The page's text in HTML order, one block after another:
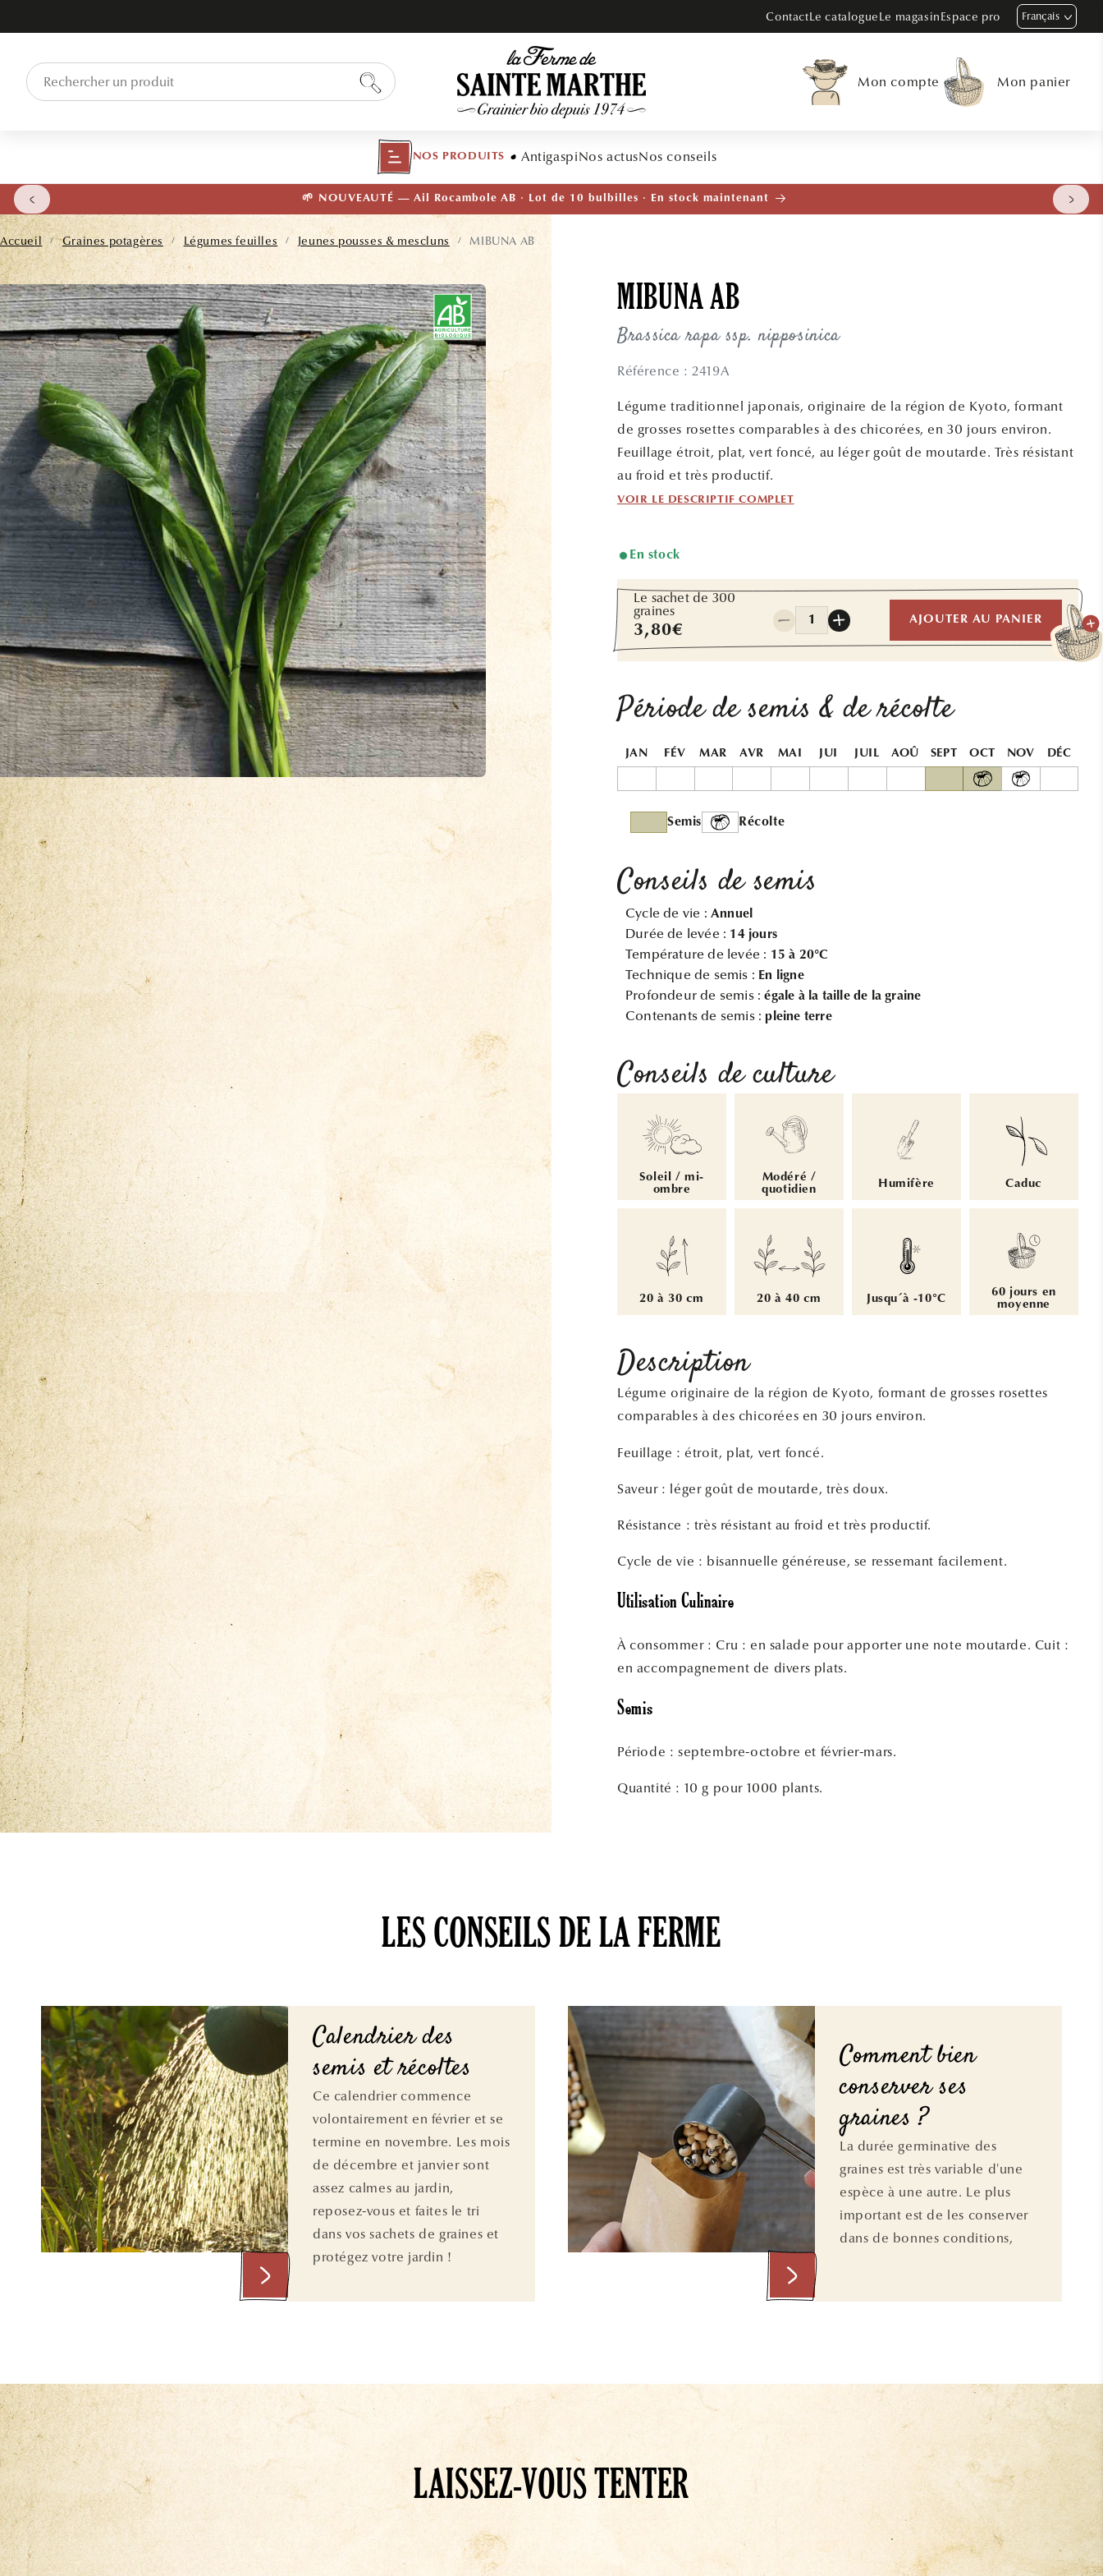
ContactLe catalogueLe magasinEspace pro Français
Mon compte Mon panier
NOS PRODUITS AntigaspiNos actusNos conseils
🌱 NOUVEAUTÉ — Ail Rocambole AB · Lot de 10 bulbilles · En stock maintenant
Accueil / Graines potagères / Légumes feuilles / Jeunes pousses & mescluns / MIBUNA AB
AUX
MIBUNA AB
Brassica rapa ssp. nipposinica
Référence : 2419A
Légume traditionnel japonais, originaire de la région de Kyoto, formant
de grosses rosettes comparables à des chicorées, en 30 jours environ.
Feuillage étroit, plat, vert foncé, au léger goût de moutarde. Très résistant
au froid et très productif.
VOIR LE DESCRIPTIF COMPLET
En stock
Le sachet de 300
graines
Prix
habituel
3,80€
Quantité
Réduire
la
quantité
MIBUNA
AB
Augmenter
la
quantité
MIBUNA
AB
AJOUTER AU PANIER
Période de semis & de récolte
JAN FÉV MAR AVR MAI JUI JUIL AOÛ SEPT OCT NOV DÉC
Semis Récolte
Conseils de semis
Cycle de vie : Annuel
Durée de levée : 14 jours
Température de levée : 15 à 20°C
Technique de semis : En ligne
Profondeur de semis :égale à la taille de la graine
Contenants de semis :pleine terre
Conseils de culture
Soleil / mi-
ombre
Modéré /
quotidien
Humifère Caduc
20 à 30 cm 20 à 40 cm Jusqu´à -10°C
60 jours en
moyenne
Description
Légume originaire de la région de Kyoto, formant de grosses rosettes
comparables à des chicorées en 30 jours environ.
Feuillage : étroit, plat, vert foncé.
Saveur : léger goût de moutarde, très doux.
Résistance : très résistant au froid et très productif.
Cycle de vie : bisannuelle généreuse, se ressemant facilement.
Utilisation Culinaire
À consommer : Cru : en salade pour apporter une note moutarde. Cuit :
en accompagnement de divers plats.
Semis
Période : septembre-octobre et février-mars.
Quantité : 10 g pour 1000 plants.
LES CONSEILS DE LA FERME
Calendrier des
semis et récoltes
Ce calendrier commence
volontairement en février et se
termine en novembre. Les mois
de décembre et janvier sont
assez calmes au jardin,
reposez-vous et faites le tri
dans vos sachets de graines et
protégez votre jardin !
Comment bien
conserver ses
graines ?
La durée germinative des
graines est très variable d'une
espèce à une autre. Le plus
important est de les conserver
dans de bonnes conditions,
LAISSEZ-VOUS TENTER